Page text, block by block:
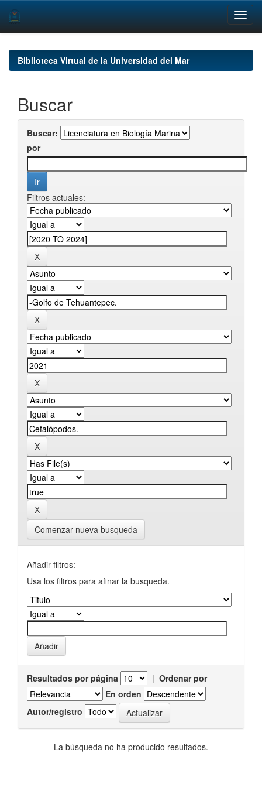
navigationBiblioteca Virtual de la Universidad del Mar
Buscar
Buscar:
por
Filtros actuales:
Comenzar nueva busqueda
Añadir filtros:
Usa los filtros para afinar la busqueda.
Resultados por página | Ordenar por
En orden
Autor/registro
La búsqueda no ha producido resultados.